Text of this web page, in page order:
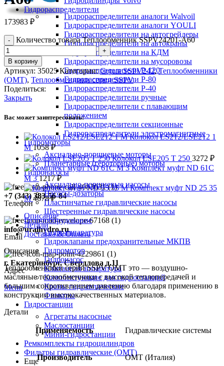
+7 (343) 383-56-84
Телефон
info@uralhydro.ru
Email
г. Екатеринбург, Свердлова д.11
Адрес
Menu
Гидрораспределители
Гидрораспределители аналоги Walvoil
Гидрораспределители аналоги YOULI
Гидрораспределители на автогрейдеры
Гидрораспределители на автокраны
Гидрораспределители на КДМ
Гидрораспределители на мусоровозы
Гидрораспределители Р-120
Гидрораспределители Р-80
Гидрораспределители Р-40
Гидрораспределители ручные
Гидрораспределители с плавающим
положением
Гидрораспределители секционные
Гидрораспределители электромагнитные
Гидромоторы
Аксиально-поршневые моторы
Планетарные (героторные) моторы
Гидронасосы
Аксиально-поршневые насосы
Насосы-дозаторы
Пластинчатые гидравлические насосы
Шестеренные гидравлические насосы
Гидрооборудование
Гидроаппаратура
Гидроклапаны предохранительные МКПВ
Гидромотор
Гидронасос
Клапанная аппаратура
Комплектующие для гидростанций
Краны гидравлические
Фильтры
Гидростанции
Агрегаты насосные
Маслостанции
Мини-гидростанции
Ремкомплекты гидроцилиндров
Фильтры гидравлические (OMT)
Еще
173983 ₽
Количество товара Теплообменник SSPV24201-A60
В корзину
Артикул: 35025Категории: Серия SSPV242, Теплообменники
(OMT), Теплообменники серии SSPV
Поделиться:
Закрыть
Вас может заинтересовать:
Колокол LS212/LSE212 1
M1058₽
Колокол LSE205 T 250 3272 ₽
Комплект муфт ND 61C
M 31217₽
Комплект муфт ND 25 35
M4678₽
Описание
Детали
Доставка & Оплата
Описание
Теплообменники серии SSPV OMT это — воздушно-
масляные теплообменники с высокой теплопередачей и
большим сопротивлением давлению благодаря применению в
конструкции высококачественных материалов.
Детали
Применяемость Гидравлические системы
Производитель OMT (Италия)